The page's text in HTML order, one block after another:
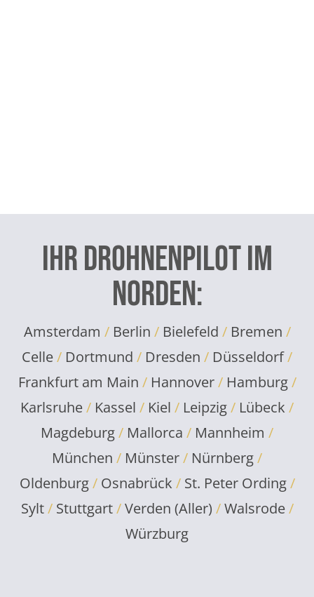
Ihr Drohnenpilot im
Norden:
Amsterdam / Berlin / Bielefeld / Bremen /
Celle/ Dortmund / Dresden / Düsseldorf/
Frankfurt am Main / Hannover / Hamburg /
Karlsruhe/ Kassel / Kiel / Leipzig/ Lübeck /
Magdeburg/ Mallorca / Mannheim /
München / Münster/ Nürnberg/
Oldenburg / Osnabrück / St. Peter Ording /
Sylt / Stuttgart /Verden (Aller) /Walsrode /
Würzburg